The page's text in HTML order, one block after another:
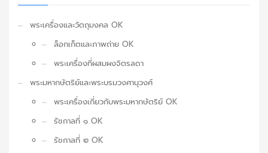
พระเครื่องและวัตถุมงคล OK
ล็อกเก็ตและภาพถ่าย OK
พระเครื่องที่ผสมผงจิตรลดา
พระมหากษัตริย์และพระบรมวงศานุวงศ์
พระเครื่องเกี่ยวกับพระมหากษัตริย์ OK
รัชกาลที่ ๑ OK
รัชกาลที่ ๒ OK